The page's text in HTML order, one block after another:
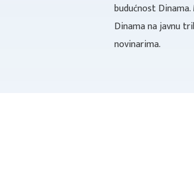
budućnost
Dinama na javnu
novinarima.